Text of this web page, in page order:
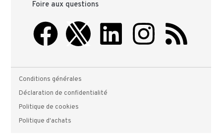
Foire aux questions
Conditions générales
Déclaration de confidentialité
Politique de cookies
Politique d'achats